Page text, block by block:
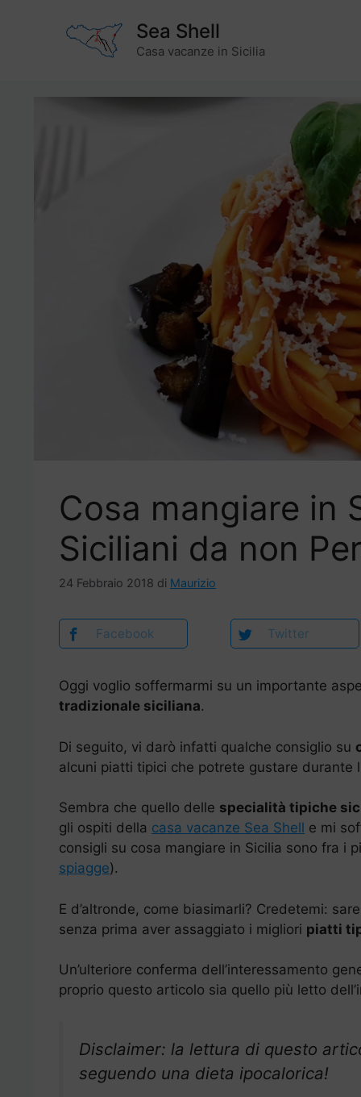
Sea Shell
Casa vacanze in Sicilia
Cosa mangiare in
Siciliani da non
24 Febbraio 2018 di Maurizio
Facebook Twitter
Oggi voglio soffermarmi su un importante
tradizionale siciliana.
Di seguito, vi darò infatti qualche consiglio su
alcuni piatti tipici che potrete gustare durante
Sembra che quello delle specialità tipiche
gli ospiti della casa vacanze Sea Shell e mi
consigli su cosa mangiare in Sicilia sono fra i
spiagge).
E d’altronde, come biasimarli? Credetemi:
senza prima aver assaggiato i migliori piatti
Un’ulteriore conferma dell’interessamento
proprio questo articolo sia quello più letto
Disclaimer: la lettura di questo
seguendo una dieta ipocalorica!